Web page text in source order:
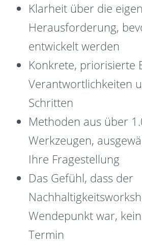
Klarheit über die
Herausforderung,
entwickelt werden
Konkrete, priorisierte
Verantwortlichkeiten
Schritten
Methoden aus über
Werkzeugen,
Ihre Fragestellung
Das Gefühl, dass der
Wendepunkt war,
Termin